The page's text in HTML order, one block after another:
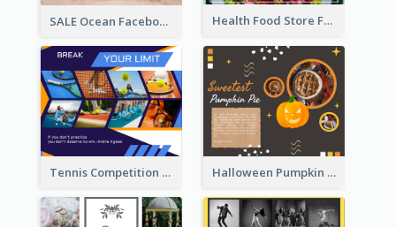
SALE Ocean Facebook Post Health Food Store Facebook Post
Tennis Competition Collage Facebook Post Halloween Pumpkin Pie Collage Facebook Post